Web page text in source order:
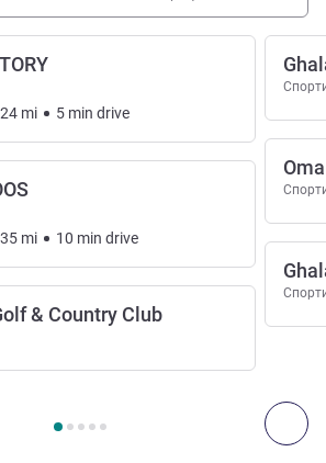
культура и развлечения
культура и развлечения 1 :,
mi 5 min drive
mi 10 min drive
& Country Club